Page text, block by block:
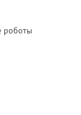
роботы